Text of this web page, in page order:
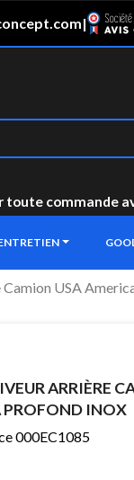
|
toute commande
USA
ARRIÈRE
PROFOND INOX
000EC1085